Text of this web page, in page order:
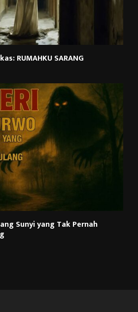
RUMAHKU SARANG
Sunyi yang Tak Pernah